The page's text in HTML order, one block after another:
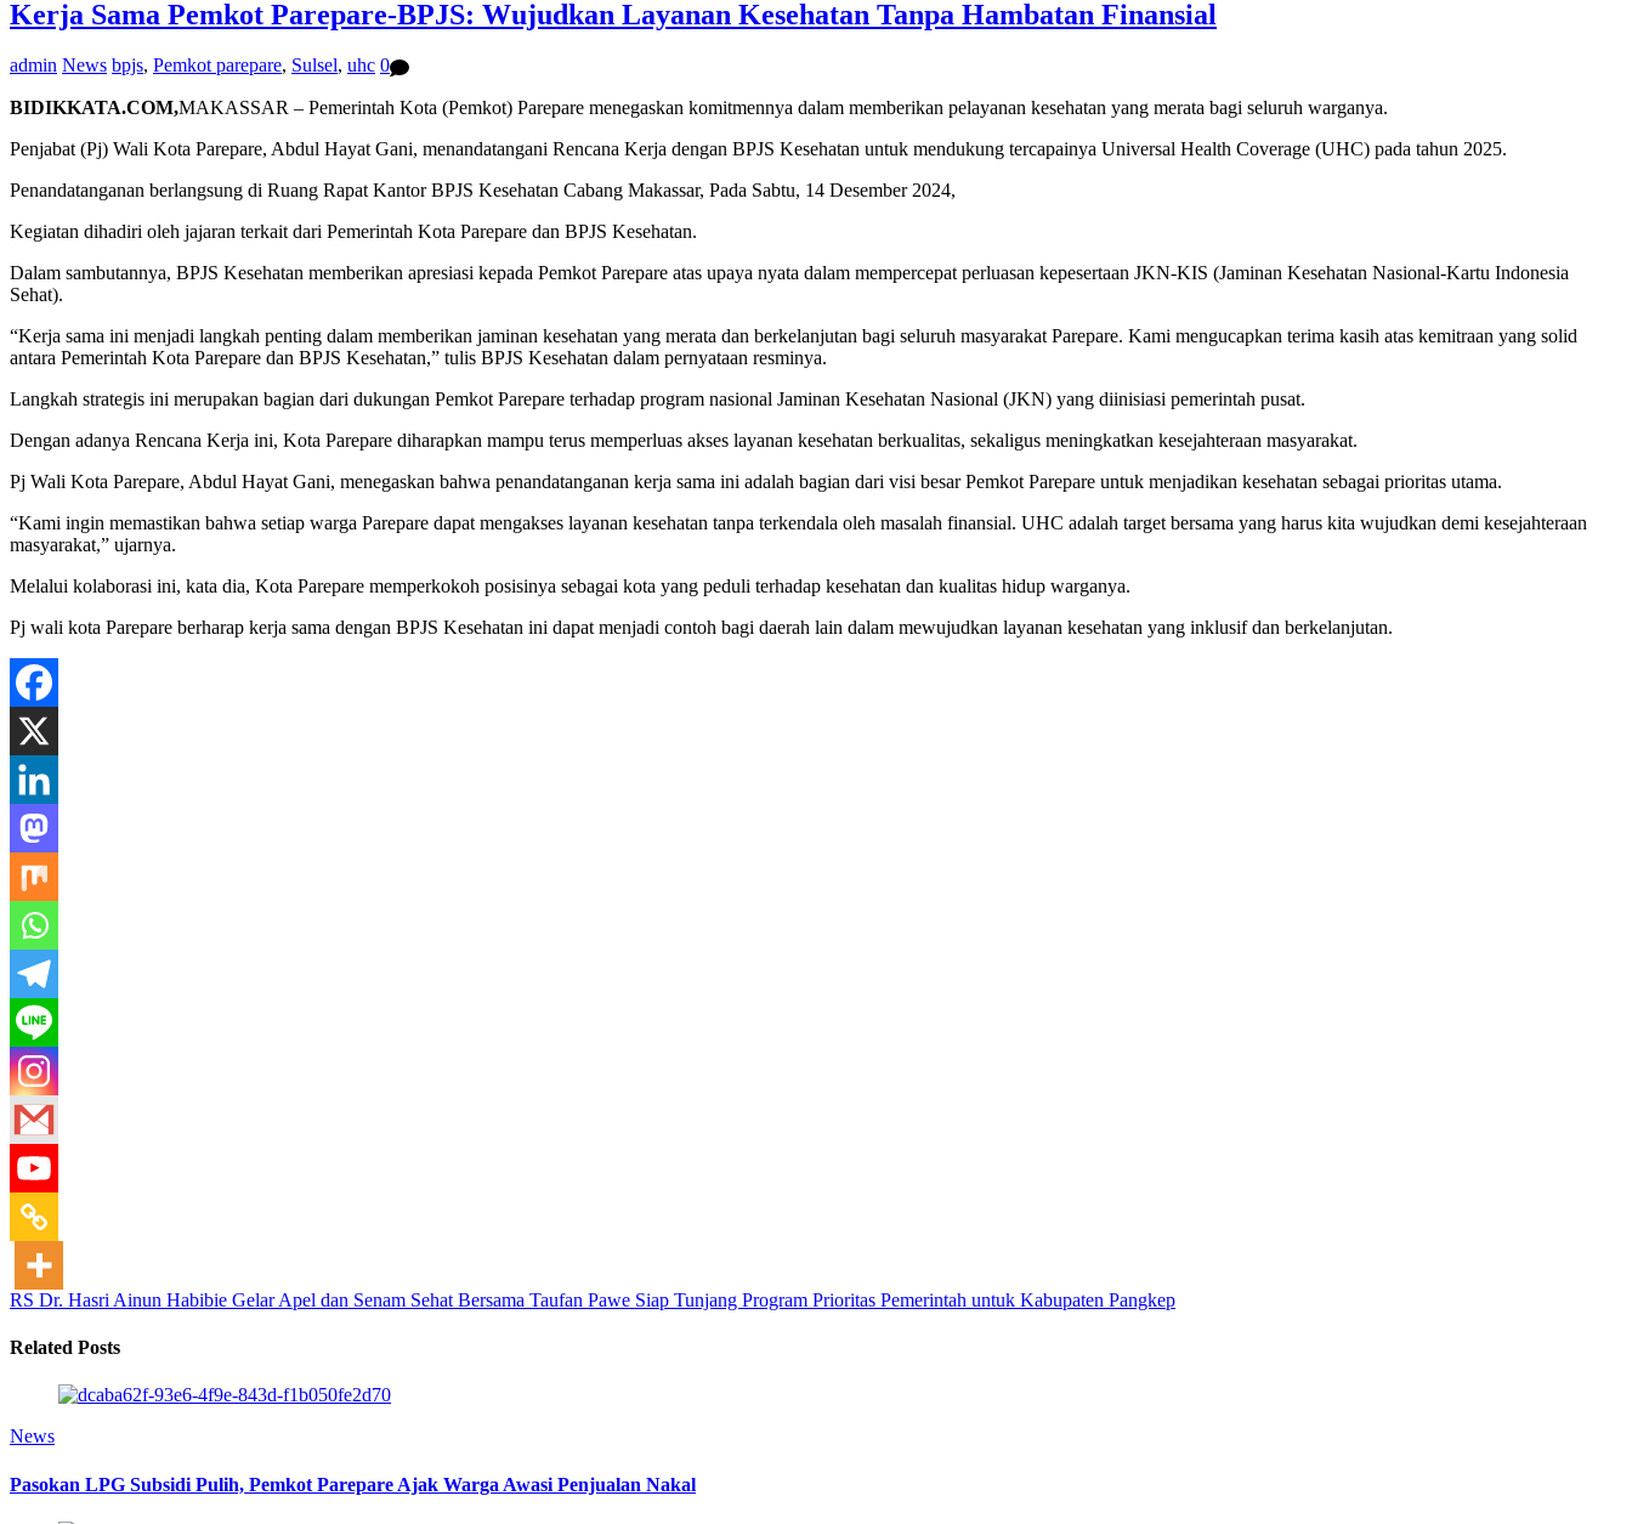
Kerja Sama Pemkot Parepare-BPJS: Wujudkan Layanan Kesehatan Tanpa Hambatan Finansial
admin News bpjs, Pemkot parepare, Sulsel, uhc 0
BIDIKKATA.COM,MAKASSAR – Pemerintah Kota (Pemkot) Parepare menegaskan komitmennya dalam memberikan pelayanan kesehatan yang merata bagi seluruh warganya.
Penjabat (Pj) Wali Kota Parepare, Abdul Hayat Gani, menandatangani Rencana Kerja dengan BPJS Kesehatan untuk mendukung tercapainya Universal Health Coverage (UHC) pada tahun 2025.
Penandatanganan berlangsung di Ruang Rapat Kantor BPJS Kesehatan Cabang Makassar, Pada Sabtu, 14 Desember 2024,
Kegiatan dihadiri oleh jajaran terkait dari Pemerintah Kota Parepare dan BPJS Kesehatan.
Dalam sambutannya, BPJS Kesehatan memberikan apresiasi kepada Pemkot Parepare atas upaya nyata dalam mempercepat perluasan kepesertaan JKN-KIS (Jaminan Kesehatan Nasional-Kartu Indonesia
Sehat).
“Kerja sama ini menjadi langkah penting dalam memberikan jaminan kesehatan yang merata dan berkelanjutan bagi seluruh masyarakat Parepare. Kami mengucapkan terima kasih atas kemitraan yang solid
antara Pemerintah Kota Parepare dan BPJS Kesehatan,” tulis BPJS Kesehatan dalam pernyataan resminya.
Langkah strategis ini merupakan bagian dari dukungan Pemkot Parepare terhadap program nasional Jaminan Kesehatan Nasional (JKN) yang diinisiasi pemerintah pusat.
Dengan adanya Rencana Kerja ini, Kota Parepare diharapkan mampu terus memperluas akses layanan kesehatan berkualitas, sekaligus meningkatkan kesejahteraan masyarakat.
Pj Wali Kota Parepare, Abdul Hayat Gani, menegaskan bahwa penandatanganan kerja sama ini adalah bagian dari visi besar Pemkot Parepare untuk menjadikan kesehatan sebagai prioritas utama.
“Kami ingin memastikan bahwa setiap warga Parepare dapat mengakses layanan kesehatan tanpa terkendala oleh masalah finansial. UHC adalah target bersama yang harus kita wujudkan demi kesejahteraan
masyarakat,” ujarnya.
Melalui kolaborasi ini, kata dia, Kota Parepare memperkokoh posisinya sebagai kota yang peduli terhadap kesehatan dan kualitas hidup warganya.
Pj wali kota Parepare berharap kerja sama dengan BPJS Kesehatan ini dapat menjadi contoh bagi daerah lain dalam mewujudkan layanan kesehatan yang inklusif dan berkelanjutan.
RS Dr. Hasri Ainun Habibie Gelar Apel dan Senam Sehat Bersama Taufan Pawe Siap Tunjang Program Prioritas Pemerintah untuk Kabupaten Pangkep
Related Posts
News
Pasokan LPG Subsidi Pulih, Pemkot Parepare Ajak Warga Awasi Penjualan Nakal